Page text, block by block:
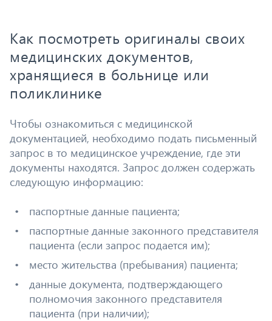
Как посмотреть оригиналы своих
медицинских документов,
хранящиеся в больнице или
поликлинике
Чтобы ознакомиться с медицинской
документацией, необходимо подать письменный
запрос в то медицинское учреждение, где эти
документы находятся. Запрос должен содержать
следующую информацию:
паспортные данные пациента;
паспортные данные законного представителя
пациента (если запрос подается им);
место жительства (пребывания) пациента;
данные документа, подтверждающего
полномочия законного представителя
пациента (при наличии);